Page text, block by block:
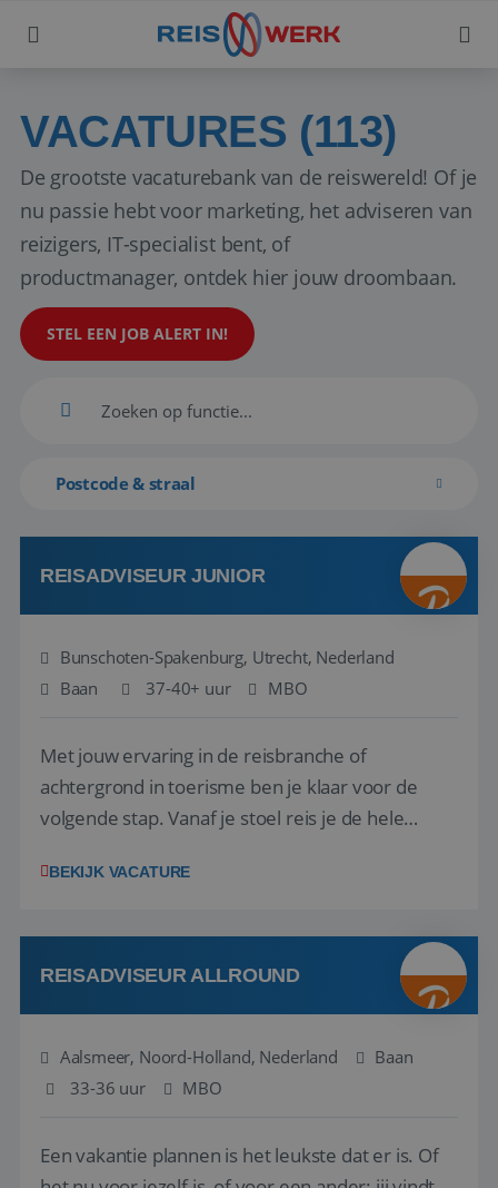
VACATURES (113)
De grootste vacaturebank van de reiswereld! Of je
nu passie hebt voor marketing, het adviseren van
reizigers, IT-specialist bent, of
productmanager, ontdek hier jouw droombaan.
STEL EEN JOB ALERT IN!
Postcode & straal
REISADVISEUR JUNIOR
Bunschoten-Spakenburg, Utrecht, Nederland
Baan
37-40+ uur MBO
Met jouw ervaring in de reisbranche of
achtergrond in toerisme ben je klaar voor de
volgende stap. Vanaf je stoel reis je de hele
wensen van je team, je klant en wat er in de
klanten te overtuigen om die droomreis te
boeken! ...
BEKIJK VACATURE
REISADVISEUR ALLROUND
Aalsmeer, Noord-Holland, Nederland
Baan
33-36 uur
MBO
Een vakantie plannen is het leukste dat er is. Of